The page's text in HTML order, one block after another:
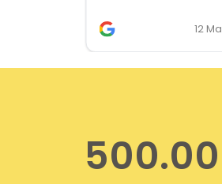
two occasions, and it
provided quickly and
professionally. We do
12